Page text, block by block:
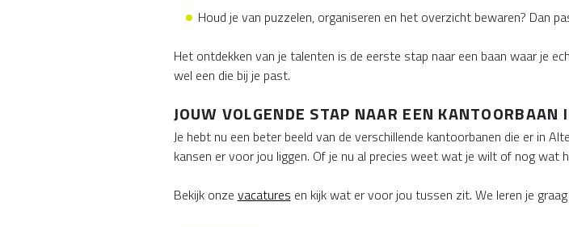
Houd je van puzzelen, organiseren en het overzicht bewaren? Dan
Het ontdekken van je talenten is de eerste stap naar een baan waar je
wel een die bij je past.
JOUW VOLGENDE STAP NAAR EEN KANTOORBAAN
Je hebt nu een beter beeld van de verschillende kantoorbanen die er in
kansen er voor jou liggen. Of je nu al precies weet wat je wilt of nog wat
Bekijk onze vacatures en kijk wat er voor jou tussen zit. We leren je